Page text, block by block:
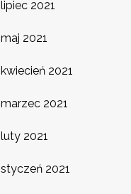
lipiec 2021
maj 2021
kwiecień 2021
marzec 2021
luty 2021
styczeń 2021